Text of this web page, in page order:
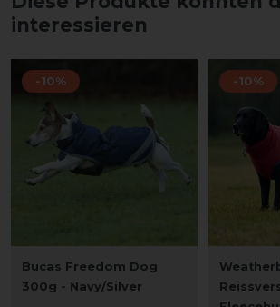
interessieren
-10%
Bucas Freedom Dog
300g - Navy/Silver
-10%